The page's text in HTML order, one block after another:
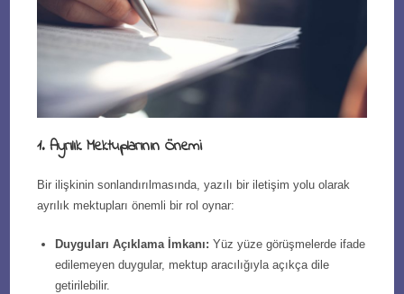
1. Ayrılık Mektuplarının Önemi
Bir ilişkinin sonlandırılmasında, yazılı bir iletişim yolu olarak
ayrılık mektupları önemli bir rol oynar:
Duyguları Açıklama İmkanı: Yüz yüze görüşmelerde ifade
edilemeyen duygular, mektup aracılığıyla açıkça dile
getirilebilir.